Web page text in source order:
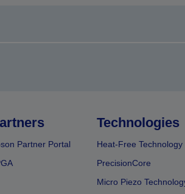
Partner Portal
Technologies
Heat-Free Technology
PrecisionCore
Micro Piezo